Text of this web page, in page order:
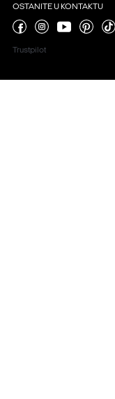
OSTANITE U KONTAKTU
Trustpilot